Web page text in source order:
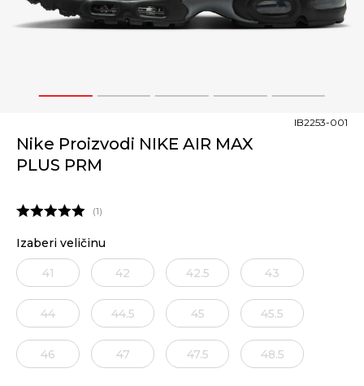
1 2 3 4 5
Nike Proizvodi NIKE AIR MAX
PLUS PRM
IB2253-001
1
Izaberi veličinu
41 42 42.5 43
44 44.5 45 45.5
46 47 47.5 48.5